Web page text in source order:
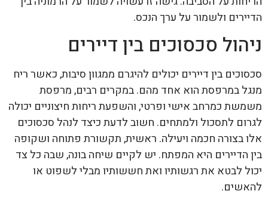
הדיירים ולשמור על ערך הנכס.
ניהול סכסוכים בין דיירים
סכסוכים בין דיירים יכולים להיגרם ממגוון סיבות, כאשר ריח
מנגל במרפסת הוא אחד מהם. במקרים רבים, מרפסת
משמשת כמרחב אישי ופרטי, והשפעת ריחות חיצוניים יכולה
לגרום לתסכול ולמתחים. חשוב לדעת כיצד לנהל סכסוכים
אלו בצורה חכמה ויעילה. ראשית, תקשורת פתוחה ושקופה
בין הדיירים היא המפתח. יש לקיים שיחה בונה, שבה כל צד
יכול לבטא את רגשותיו ואת חששותיו מבלי לשפוט או
להאשים.